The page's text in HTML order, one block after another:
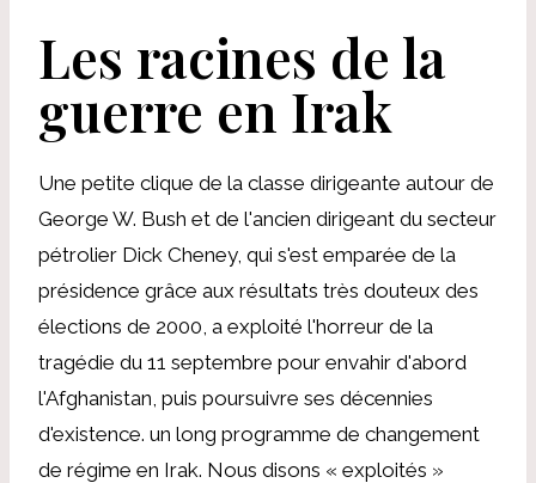
Les racines de la
guerre en Irak
Une petite clique de la classe dirigeante autour de
George W. Bush et de l'ancien dirigeant du secteur
pétrolier Dick Cheney, qui s'est emparée de la
présidence grâce aux résultats très douteux des
élections de 2000, a exploité l'horreur de la
tragédie du 11 septembre pour envahir d'abord
l'Afghanistan, puis poursuivre ses décennies
d'existence. un long programme de changement
de régime en Irak. Nous disons « exploités »